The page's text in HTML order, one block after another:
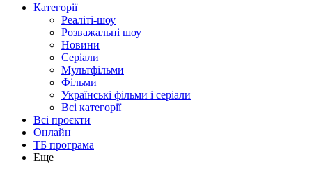
Категорії
Реаліті-шоу
Розважальні шоу
Новини
Серіали
Мультфільми
Фільми
Українські фільми і серіали
Всі категорії
Всі проєкти
Онлайн
ТБ програма
Еще